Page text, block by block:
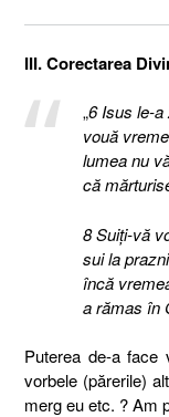
III. Corectarea
„6 Isus le-a
vouă
lumea nu
că
8 Suiţi-vă
sui la
încă
a rămas în
Puterea de-a
vorbele (părerile)
merg eu etc. ? Am